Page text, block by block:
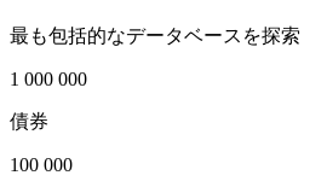
最も包括的なデータベースを探索
1 000 000
債券
100 000